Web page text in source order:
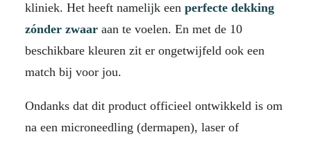
kliniek. Het heeft namelijk een perfecte dekking
zónder zwaar aan te voelen. En met de 10
beschikbare kleuren zit er ongetwijfeld ook een
match bij voor jou.
Ondanks dat dit product officieel ontwikkeld is om
na een microneedling (dermapen), laser of